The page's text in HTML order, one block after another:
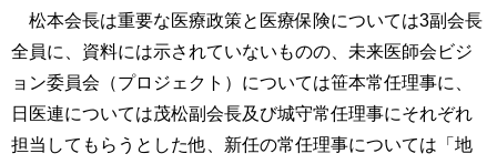
松本会長は重要な医療政策と医療保険については3副会長
全員に、資料には示されていないものの、未来医師会ビジ
ョン委員会（プロジェクト）については笹本常任理事に、
日医連については茂松副会長及び城守常任理事にそれぞれ
担当してもらうとした他、新任の常任理事については「地